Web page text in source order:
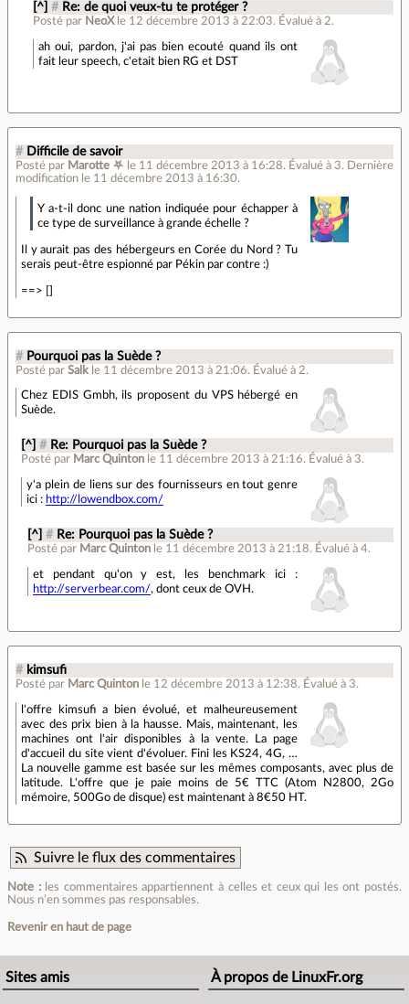
[^] # Re: de quoi veux-tu te protéger ?
Posté par NeoX le 12 décembre 2013 à 22:03. Évalué à2.
ah oui, pardon, j'ai pas bien ecouté quand ils ont
fait leur speech, c'etait bien RG et DST
# Difficile de savoir
Posté par Marotte ⛧ le 11 décembre 2013 à 16:28. Évalué à 3. Dernière
modification le 11 décembre 2013 à 16:30.
Y a-t-il donc une nation indiquée pour échapper à
ce type de surveillance à grande échelle ?
Il y aurait pas des hébergeurs en Corée du Nord ? Tu
serais peut-être espionné par Pékin par contre :)
==> []
# Pourquoi pas la Suède ?
Posté par Salk le 11 décembre 2013 à 21:06. Évalué à 2.
Chez EDIS Gmbh, ils proposent du VPS hébergé en
Suède.
[^] # Re: Pourquoi pas la Suède ?
Posté par Marc Quinton le 11 décembre 2013 à 21:16. Évalué à 3.
y'a plein de liens sur des fournisseurs en tout genre
ici : http://lowendbox.com/
[^] # Re: Pourquoi pas la Suède ?
Posté par Marc Quinton le 11 décembre 2013 à 21:18. Évalué à 4.
et pendant qu'on y est, les benchmark ici :
http://serverbear.com/, dont ceux de OVH.
# kimsufi
Posté par Marc Quinton le 12 décembre 2013 à 12:38. Évalué à 3.
l'offre kimsufi a bien évolué, et malheureusement
avec des prix bien à la hausse. Mais, maintenant, les
machines ont l'air disponibles à la vente. La page
d'accueil du site vient d'évoluer. Fini les KS24, 4G, …
La nouvelle gamme est basée sur les mêmes composants, avec plus de
latitude. L'offre que je paie moins de 5€ TTC (Atom N2800, 2Go
mémoire, 500Go de disque) est maintenant à 8€50 HT.
Suivre le flux des commentaires
Note :les commentaires appartiennent à celles et ceux qui les ont postés.
Nous n’en sommes pas responsables.
Revenir en haut de page
Sites amis À propos de LinuxFr.org